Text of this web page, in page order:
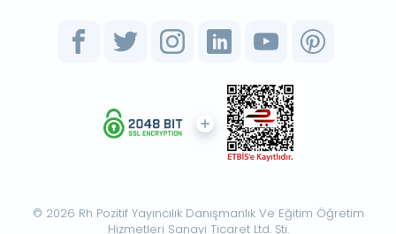
© 2026 Rh Pozitif Yayıncılık Danışmanlık Ve Eğitim Öğretim
Hizmetleri Sanayi Ticaret Ltd. Şti.